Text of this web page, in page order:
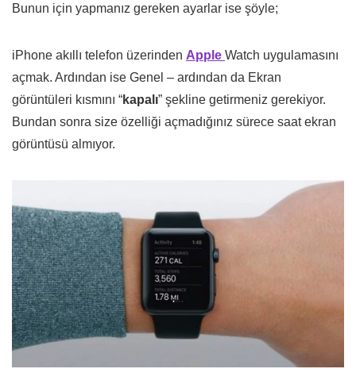
Bunun için yapmanız gereken ayarlar ise şöyle;
iPhone akıllı telefon üzerinden Apple Watch uygulamasını
açmak. Ardından ise Genel – ardından da Ekran
görüntüleri kısmını “kapalı” şekline getirmeniz gerekiyor.
Bundan sonra size özelliği açmadığınız sürece saat ekran
görüntüsü almıyor.